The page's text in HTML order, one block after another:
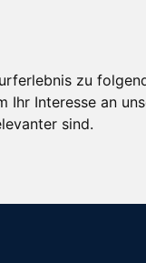
zu
Ihr Interesse an
sind.